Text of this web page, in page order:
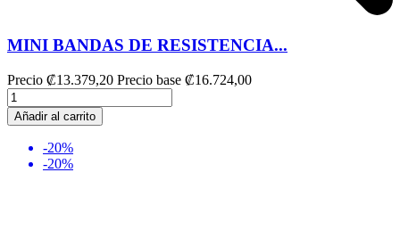
MINI BANDAS DE RESISTENCIA...
Precio ₡13.379,20 Precio base ₡16.724,00
Añadir al carrito
-20%
-20%